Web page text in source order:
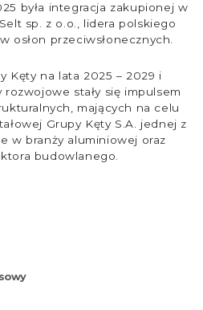
była integracja zakupionej w
sp. z o.o., lidera polskiego
osłon przeciwsłonecznych.
Kęty na lata 2025 – 2029 i
stały się impulsem
mających na celu
Grupy Kęty S.A. jednej z
w branży aluminiowej oraz
budowlanego.